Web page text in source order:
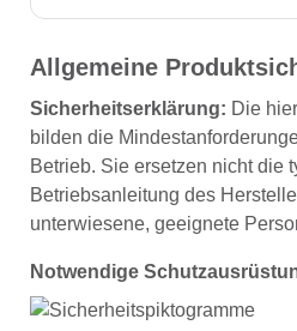
Allgemeine
Sicherheitserklärung: Die
bilden die
Betrieb. Sie ersetzen nicht die
Betriebsanleitung des
unterwiesene, geeignete
Notwendige